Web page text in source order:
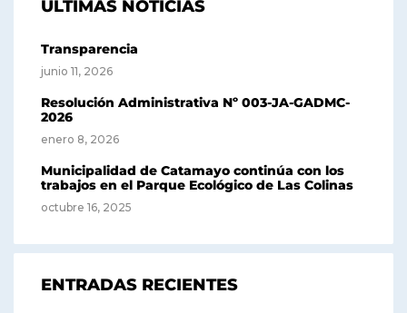
ÚLTIMAS NOTICIAS
Transparencia
junio 11, 2026
Resolución Administrativa Nº 003-JA-GADMC-
2026
enero 8, 2026
Municipalidad de Catamayo continúa con los
trabajos en el Parque Ecológico de Las Colinas
octubre 16, 2025
ENTRADAS RECIENTES